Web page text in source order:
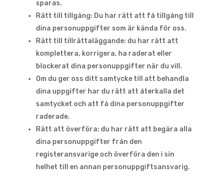
sparas.
Rätt till tillgång: Du har rätt att få tillgång till
dina personuppgifter som är kända för oss.
Rätt till tillrättaläggande: du har rätt att
komplettera, korrigera, ha raderat eller
blockerat dina personuppgifter när du vill.
Om du ger oss ditt samtycke till att behandla
dina uppgifter har du rätt att återkalla det
samtycket och att få dina personuppgifter
raderade.
Rätt att överföra: du har rätt att begära alla
dina personuppgifter från den
registeransvarige och överföra den i sin
helhet till en annan personuppgiftsansvarig.